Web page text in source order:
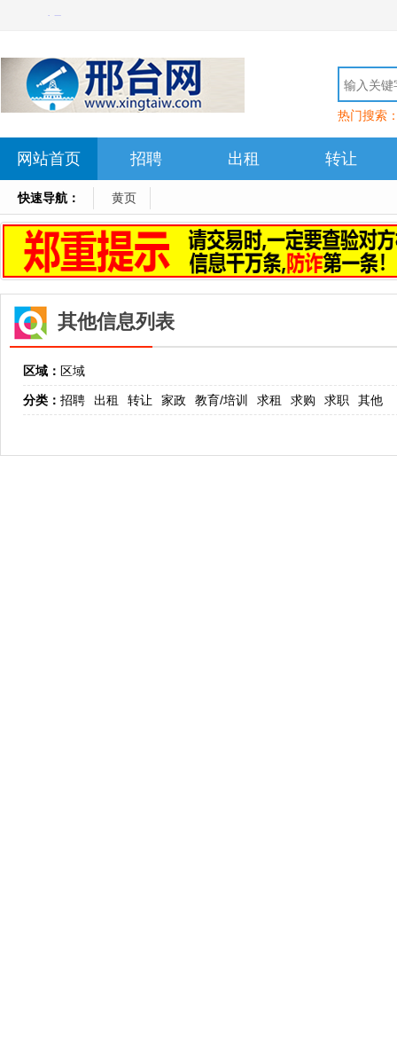
热门搜索
网站首页 招聘 出租 转让
快速导航： 黄页
其他信息列表
区域： 区域
分类： 招聘 出租 转让 家政 教育/培训 求租 求购 求职 其他